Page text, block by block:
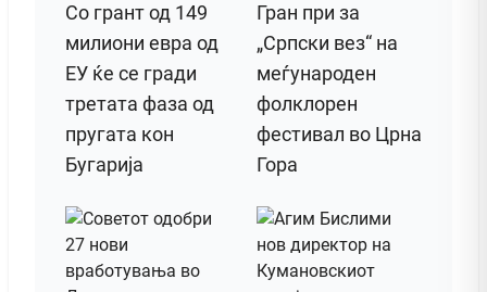
Со грант од 149
милиони евра од
ЕУ ќе се гради
третата фаза од
пругата кон
Бугарија
Гран при за
„Српски вез“ на
меѓународен
фолклорен
фестивал во Црна
Гора